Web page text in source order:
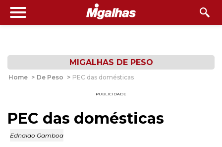
MIGALHAS DE PESO
Home > De Peso > PEC das domésticas
PUBLICIDADE
PEC das domésticas
Ednaldo Gamboa